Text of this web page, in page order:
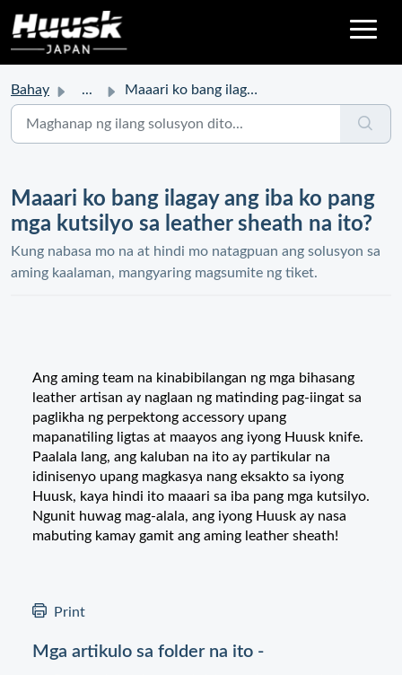
Bahay ... Maaari ko bang ilagay ang iba ko pang mga kutsilyo sa lea...
Maaari ko bang ilagay ang iba ko pang
mga kutsilyo sa leather sheath na ito?
Kung nabasa mo na at hindi mo natagpuan ang solusyon sa
aming kaalaman, mangyaring magsumite ng tiket.
Ang aming team na kinabibilangan ng mga bihasang
leather artisan ay naglaan ng matinding pag-iingat sa
paglikha ng perpektong accessory upang
mapanatiling ligtas at maayos ang iyong Huusk knife.
Paalala lang, ang kaluban na ito ay partikular na
idinisenyo upang magkasya nang eksakto sa iyong
Huusk, kaya hindi ito maaari sa iba pang mga kutsilyo.
Ngunit huwag mag-alala, ang iyong Huusk ay nasa
mabuting kamay gamit ang aming leather sheath!
Print
Mga artikulo sa folder na ito -